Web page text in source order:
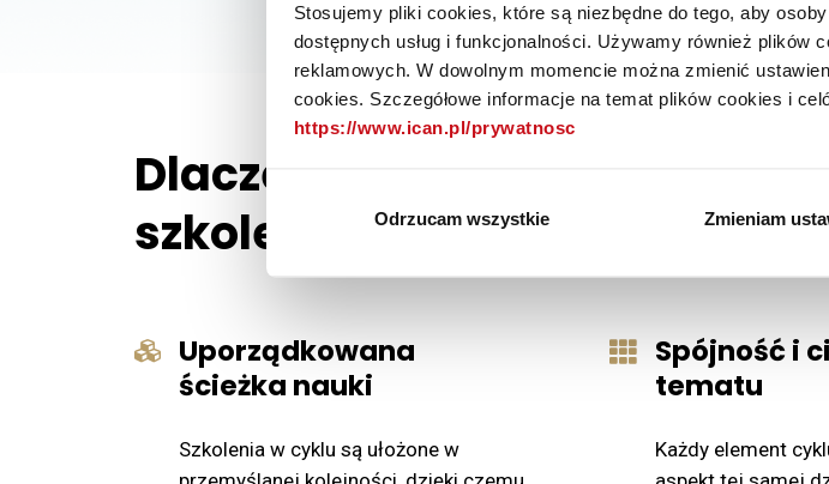
Stosujemy pliki cookies, które są niezbędne do tego, aby
dostępnych usług i funkcjonalności. Używamy również
reklamowych. W dowolnym momencie można zmienić
cookies. Szczegółowe informacje na temat plików cookies i
https://www.ican.pl/prywatnosc
Odrzucam wszystkie Zmieniam
Dlaczego warto wybrać cykl
szkolenia?
Uporządkowana
ścieżka nauki
Szkolenia w cyklu są ułożone w
Spójność i
tematu
Każdy element